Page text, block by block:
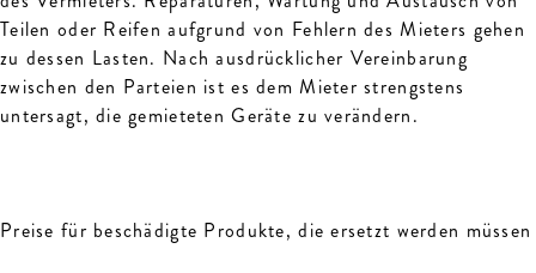
Teilen oder Reifen aufgrund von Fehlern des Mieters gehen
zu dessen Lasten. Nach ausdrücklicher Vereinbarung
zwischen den Parteien ist es dem Mieter strengstens
untersagt, die gemieteten Geräte zu verändern.
Preise für beschädigte Produkte, die ersetzt werden müssen